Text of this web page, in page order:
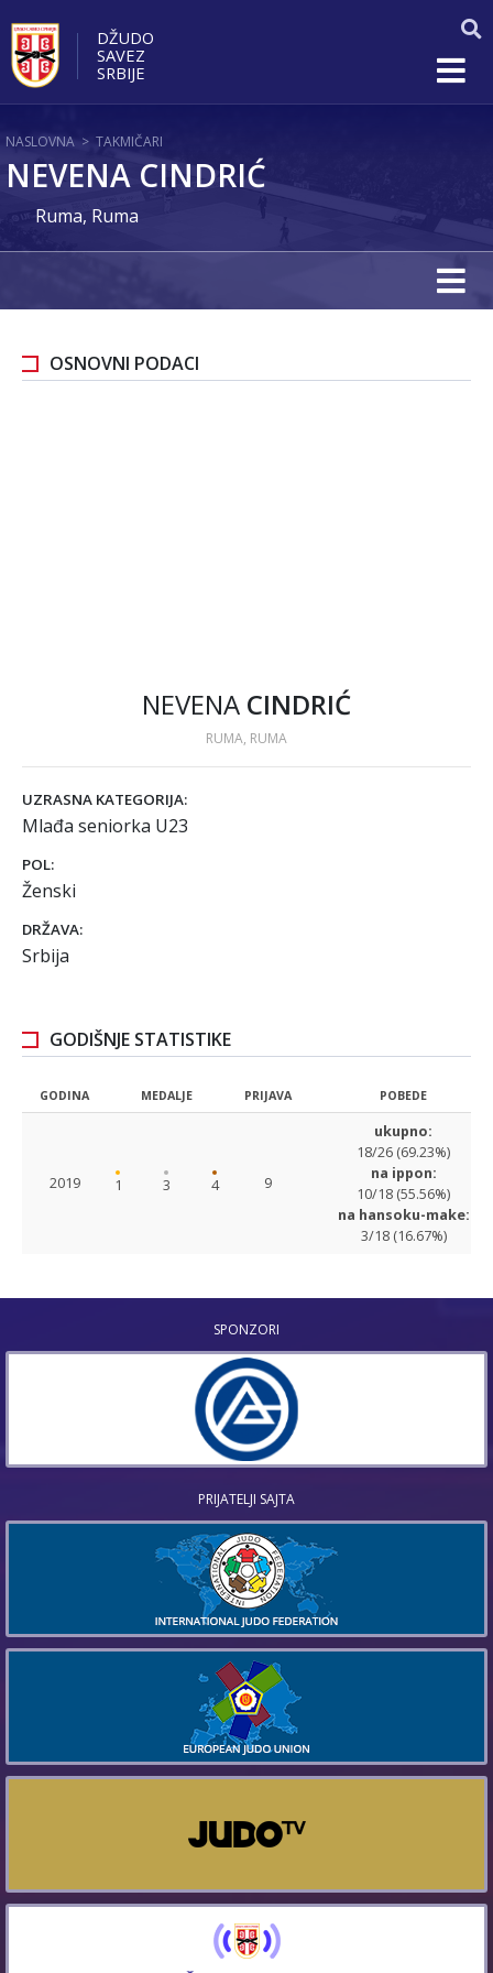
DŽUDO
SAVEZ
SRBIJE
NASLOVNA > TAKMIČARI
NEVENA CINDRIĆ
Ruma, Ruma
OSNOVNI PODACI
NEVENA CINDRIĆ
RUMA, RUMA
UZRASNA KATEGORIJA:
Mlađa seniorka U23
POL:
Ženski
DRŽAVA:
Srbija
GODIŠNJE STATISTIKE
GODINA MEDALJE PRIJAVA POBEDE
2019 1 3 4 9
ukupno:
18/26 (69.23%)
na ippon:
10/18 (55.56%)
na hansoku-make:
3/18 (16.67%)
SPONZORI
PRIJATELJI SAJTA